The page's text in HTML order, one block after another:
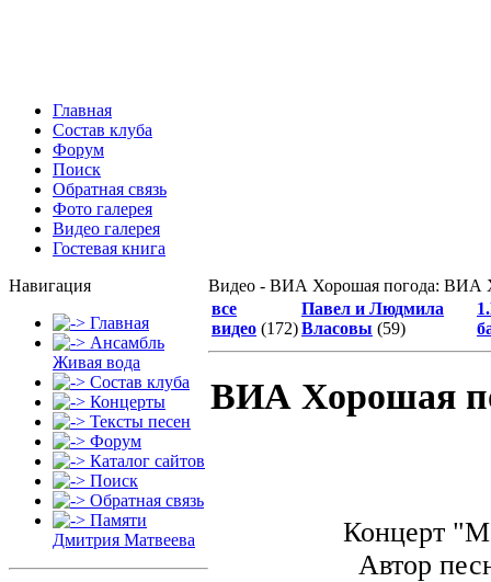
Главная
Состав клуба
Форум
Поиск
Обратная связь
Фото галерея
Видео галерея
Гостевая книга
Навигация
Главная
Ансамбль
Живая вода
Состав клуба
Концерты
Тексты песен
Форум
Каталог сайтов
Поиск
Обратная связь
Памяти
Дмитрия Матвеева
Видео - ВИА Хорошая погода: ВИА
все
видео (172)
Павел и Людмила
Власовы (59)
ВИА Хорошая
Концерт
Автор